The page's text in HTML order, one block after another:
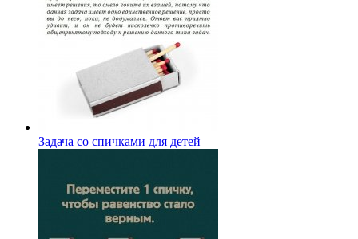
Задача со спичками для детей